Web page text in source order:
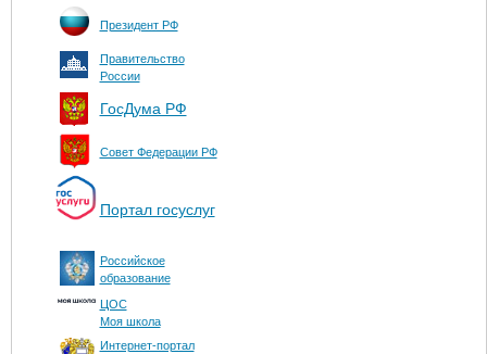
Президент РФ
Правительство
России
ГосДума РФ
Совет Федерации РФ
Портал госуслуг
Российское
образование
ЦОС
Моя школа
Интернет-портал